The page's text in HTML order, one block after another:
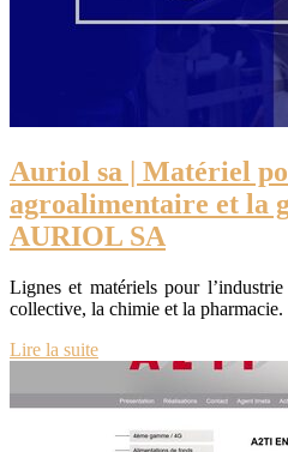
Auriol sa | Matériel
agroalimentaire et la
AURIOL SA
Lignes et matériels pour
collective, la chimie et la pharmacie.
Lire la suite